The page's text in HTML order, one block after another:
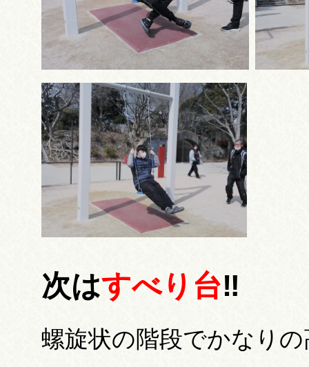
次はすべり台‼
螺旋状の階段でかなり